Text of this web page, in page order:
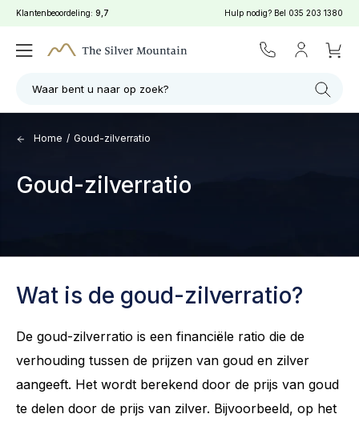
Klantenbeoordeling: 9,7 Hulp nodig? Bel 035 203 1380
Waar bent u naar op zoek?
Home / Goud-zilverratio
Goud-zilverratio
Wat is de goud-zilverratio?
De goud-zilverratio is een financiële ratio die de
verhouding tussen de prijzen van goud en zilver
aangeeft. Het wordt berekend door de prijs van goud
te delen door de prijs van zilver. Bijvoorbeeld, op het